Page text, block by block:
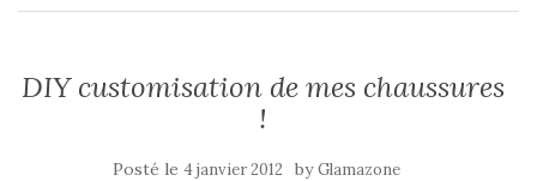
DIY customisation de mes chaussures
!
Posté le 4 janvier 2012 byGlamazone